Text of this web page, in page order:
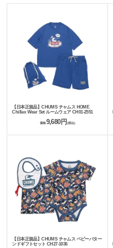
【日本正規品】CHUMS チャムス HOME
Chillax Wear Set ルームウェア CH01-2551
価格 9,680円 (税込)
【日本正規品】CHUMS チャムス ベビーパター
ンドギフトセット CH27-1036